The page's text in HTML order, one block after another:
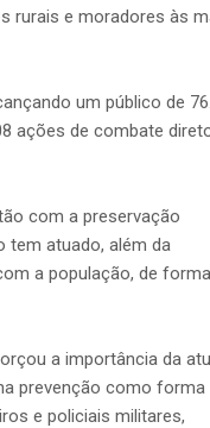
rurais e moradores às
um público de
ações de combate
com a preservação
tem atuado, além da
a população, de
a importância da
prevenção como forma
e policiais militares,